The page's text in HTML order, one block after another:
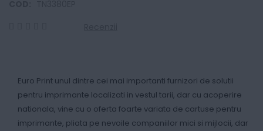
Euro Print unul dintre cei mai importanti furnizori de solutii
pentru imprimante localizati in vestul tarii, dar cu acoperire
nationala, vine cu o oferta foarte variata de cartuse pentru
imprimante, pliata pe nevoile companiilor mici si mijlocii, dar